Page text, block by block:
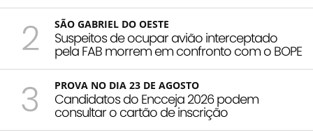
2 SÃO GABRIEL DO OESTE
Suspeitos de ocupar avião interceptado
pela FAB morrem em confronto com o BOPE
3 PROVA NO DIA 23 DE AGOSTO
Candidatos do Encceja 2026 podem
consultar o cartão de inscrição